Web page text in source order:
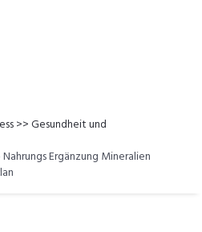
>> Gesundheit und
Ergänzung Mineralien